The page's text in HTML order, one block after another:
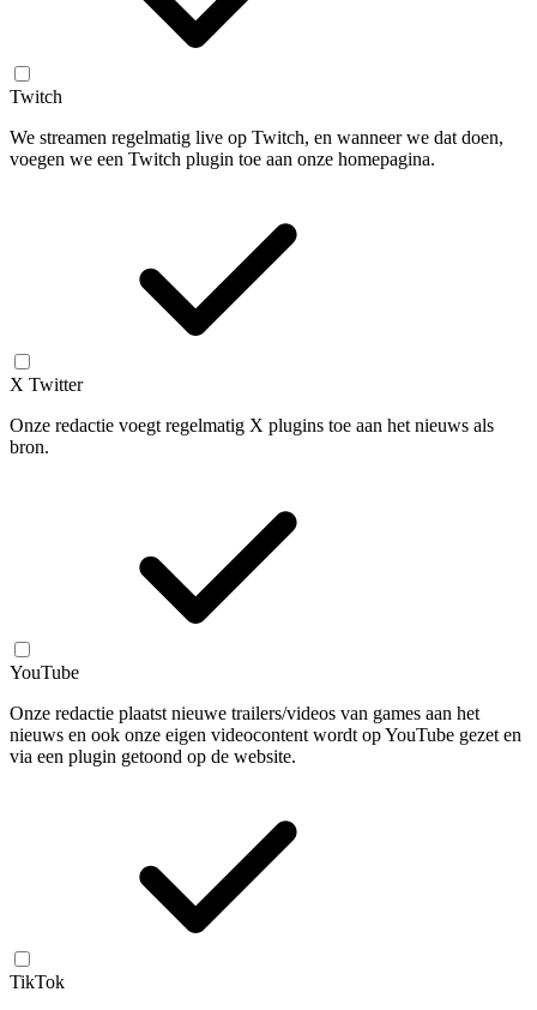
Twitch
We streamen regelmatig live op Twitch, en wanneer we dat doen,
voegen we een Twitch plugin toe aan onze homepagina.
X Twitter
Onze redactie voegt regelmatig X plugins toe aan het nieuws als
bron.
YouTube
Onze redactie plaatst nieuwe trailers/videos van games aan het
nieuws en ook onze eigen videocontent wordt op YouTube gezet en
via een plugin getoond op de website.
TikTok